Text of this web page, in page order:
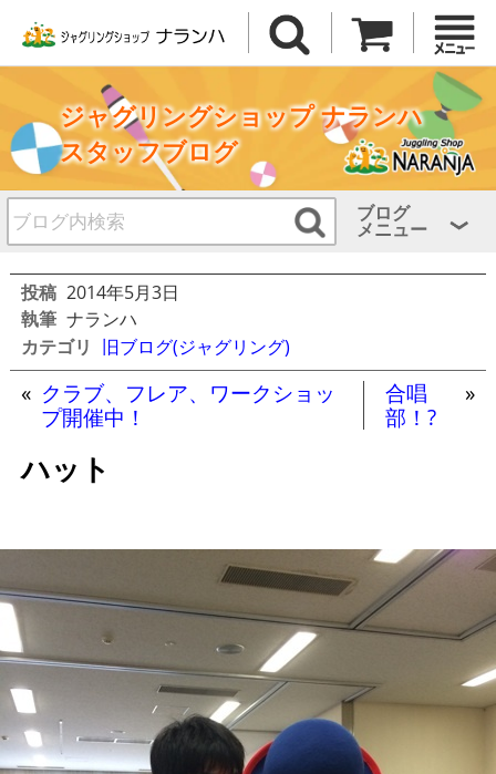
ジャグリングショップ ナランハ
スタッフブログ
ブログ
メニュー
投稿 2014年5月3日
執筆 ナランハ
カテゴリ 旧ブログ(ジャグリング)
« クラブ、フレア、ワークショッ
プ開催中！
合唱
部！?
»
ハット